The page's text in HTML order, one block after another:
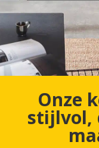
Onze
stijlvol,